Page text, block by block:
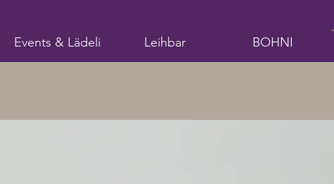
Events & Lädeli Leihbar BOHNI